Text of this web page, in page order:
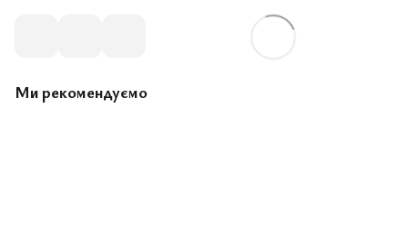
Ми рекомендуємо